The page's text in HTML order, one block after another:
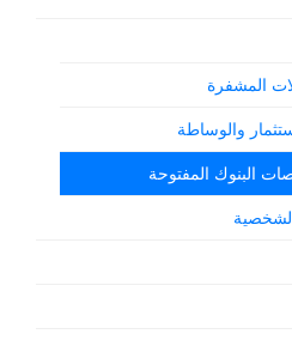
المشفرة
والوساطة
البنوك المفتوحة
الشخصية